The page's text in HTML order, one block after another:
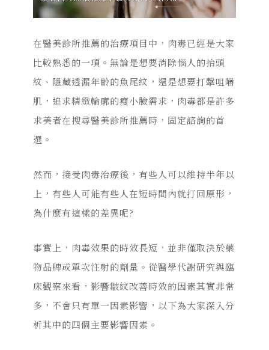
在醫美診所推薦的治療項目中，肉毒已經是大家
比較熟悉的一項。無論是想要消除惱人的抬頭
紋、隱藏透漏年齡的魚尾紋，還是想要打擊咀嚼
肌，追求精緻輪廓的瘦小臉需求，肉毒都是許多
求美者在搜尋醫美診所推薦時，固定諮詢的首
選。
然而，接受肉毒治療後，有些人可以維持半年以
上，有些人可能有些人在短時間內就打回原形，
為什麼有這樣的差異呢?
事實上，肉毒效果的時效長短，並非僅取決於藥
物品牌或單次注射的劑量。從醫學代謝研究與臨
床觀察來看，影響皺紋改善時效的因素其實非常
多，不會只有單一因素影響，以下為大家深入分
析其中的四個主要影響因素。